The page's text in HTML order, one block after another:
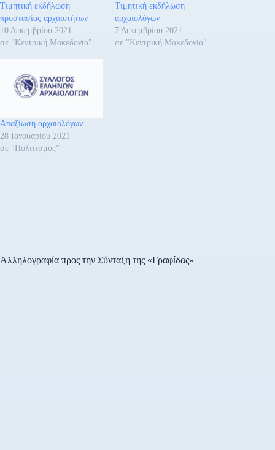
Τιμητική εκδήλωση
προστασίας αρχαιοτήτων
10 Δεκεμβρίου 2021
σε "Κεντρική Μακεδονία"
Τιμητική εκδήλωση
αρχαιολόγων
7 Δεκεμβρίου 2021
σε "Κεντρική Μακεδονία"
Απαξίωση αρχαιολόγων
28 Ιανουαρίου 2021
σε "Πολιτισμός"
Αλληλογραφία προς την Σύνταξη της «Γραφίδας»